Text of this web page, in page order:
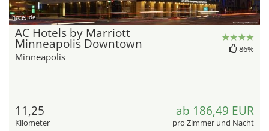
hotel.de
AC Hotels by Marriott
Minneapolis Downtown
Minneapolis
86%
11,25
Kilometer
ab 186,49 EUR
pro Zimmer und Nacht